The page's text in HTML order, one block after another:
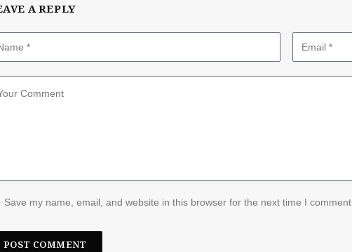
A REPLY
Save my name, email, and website in this browser for the next time I comment.